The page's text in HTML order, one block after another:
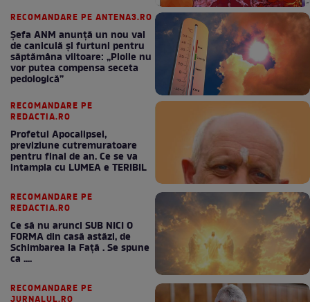
RECOMANDARE PE ANTENA3.RO
Șefa ANM anunță un nou val
de caniculă și furtuni pentru
săptămâna viitoare: „Ploile nu
vor putea compensa seceta
pedologică”
RECOMANDARE PE
REDACTIA.RO
Profetul Apocalipsei,
previziune cutremuratoare
pentru final de an. Ce se va
intampla cu LUMEA e TERIBIL
RECOMANDARE PE
REDACTIA.RO
Ce să nu arunci SUB NICI O
FORMA din casă astăzi, de
Schimbarea la Față . Se spune
ca ....
RECOMANDARE PE